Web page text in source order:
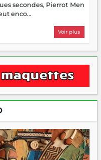
secondes, Pierrot Men
enco...
Voir plus